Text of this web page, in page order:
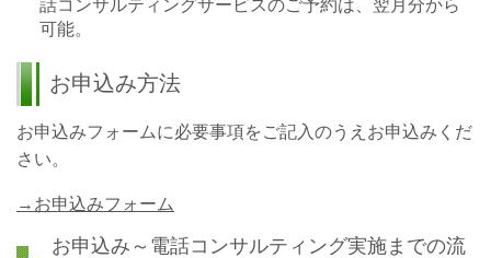
話コンサルティングサービスのご予約は、翌月分から
可能。
お申込み方法
お申込みフォームに必要事項をご記入のうえお申込みくだ
さい。
→お申込みフォーム
お申込み～電話コンサルティング実施までの流